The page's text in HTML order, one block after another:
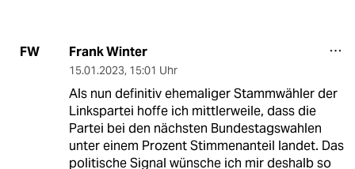
FW Frank Winter
15.01.2023, 15:01 Uhr
Als nun definitiv ehemaliger Stammwähler der
Linkspartei hoffe ich mittlerweile, dass die
Partei bei den nächsten Bundestagswahlen
unter einem Prozent Stimmenanteil landet. Das
politische Signal wünsche ich mir deshalb so